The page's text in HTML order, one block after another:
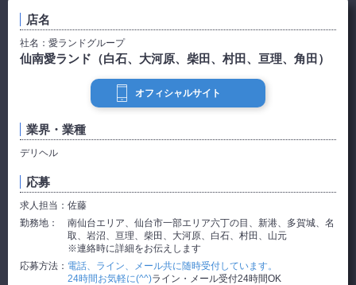
店名
社名： 愛ランドグループ
仙南愛ランド（白石、大河原、柴田、村田、亘理、角田）
オフィシャルサイト
業界・業種
デリヘル
応募
求人担当： 佐藤
勤務地：
南仙台エリア、仙台市一部エリア六丁の目、新港、多賀城、名
取、岩沼、亘理、柴田、大河原、白石、村田、山元
※連絡時に詳細をお伝えします
応募方法： 電話、ライン、メール共に随時受付しています。
24時間お気軽に(^^)ライン・メール受付24時間OK